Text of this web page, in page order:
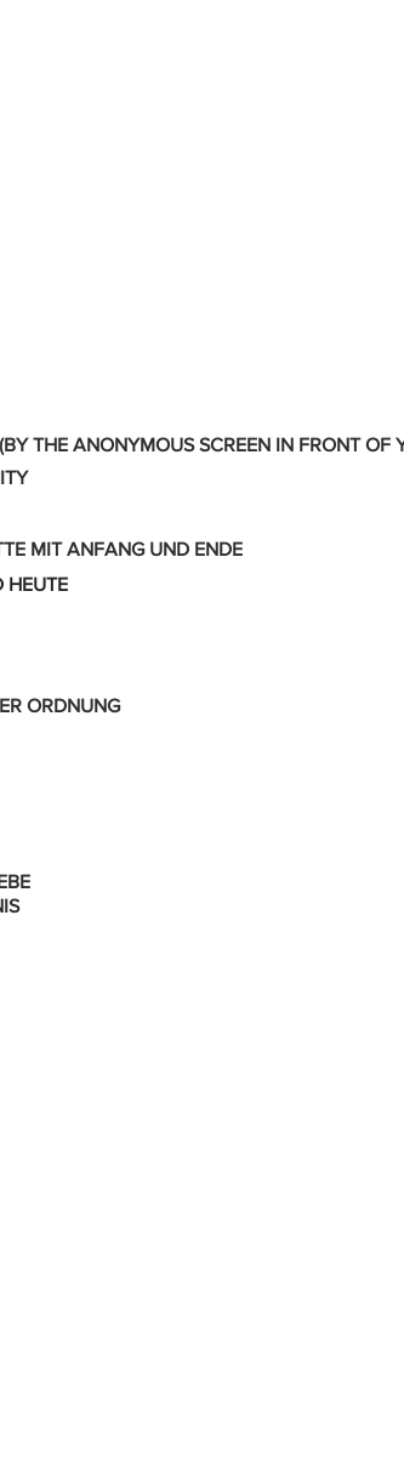
THE ANONYMOUS SCREEN IN FRONT OF
MIT ANFANG UND ENDE
HEUTE
ORDNUNG